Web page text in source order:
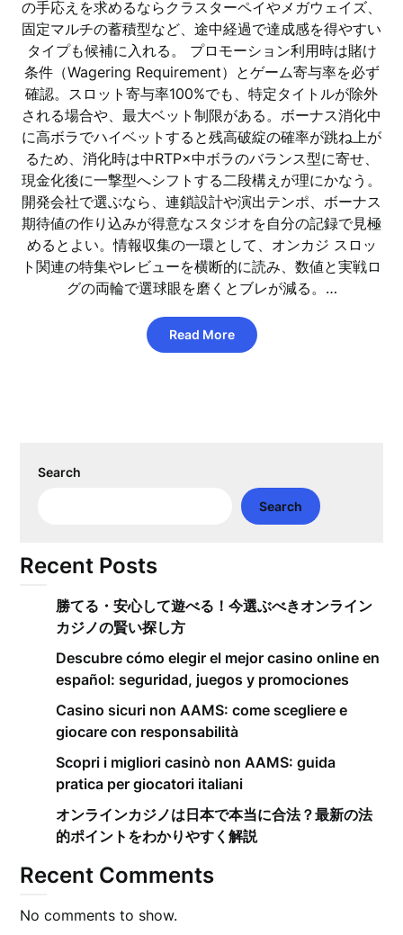
の手応えを求めるならクラスターペイやメガウェイズ、
固定マルチの蓄積型など、途中経過で達成感を得やすい
タイプも候補に入れる。 プロモーション利用時は賭け
条件（Wagering Requirement）とゲーム寄与率を必ず
確認。スロット寄与率100%でも、特定タイトルが除外
される場合や、最大ベット制限がある。ボーナス消化中
に高ボラでハイベットすると残高破綻の確率が跳ね上が
るため、消化時は中RTP×中ボラのバランス型に寄せ、
現金化後に一撃型へシフトする二段構えが理にかなう。
開発会社で選ぶなら、連鎖設計や演出テンポ、ボーナス
期待値の作り込みが得意なスタジオを自分の記録で見極
めるとよい。情報収集の一環として、オンカジ スロッ
ト関連の特集やレビューを横断的に読み、数値と実戦ロ
グの両輪で選球眼を磨くとブレが減る。…
Read More
Search
Search
Recent Posts
勝てる・安心して遊べる！今選ぶべきオンライン
カジノの賢い探し方
Descubre cómo elegir el mejor casino online en
español: seguridad, juegos y promociones
Casino sicuri non AAMS: come scegliere e
giocare con responsabilità
Scopri i migliori casinò non AAMS: guida
pratica per giocatori italiani
オンラインカジノは日本で本当に合法？最新の法
的ポイントをわかりやすく解説
Recent Comments
No comments to show.